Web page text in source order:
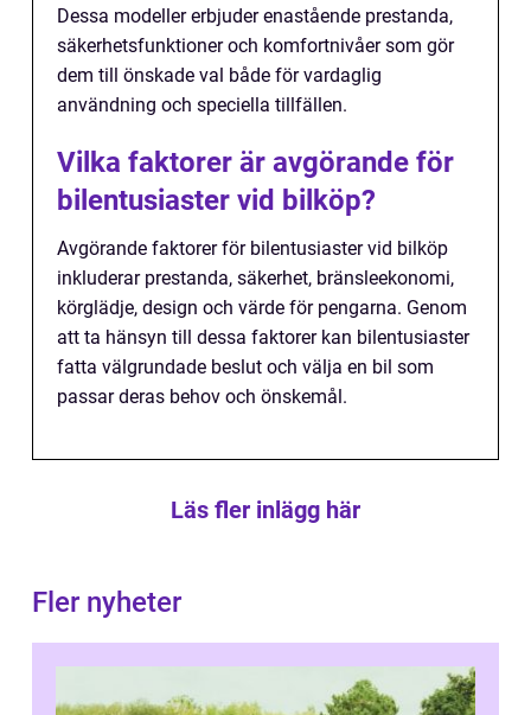
Dessa modeller erbjuder enastående prestanda,
säkerhetsfunktioner och komfortnivåer som gör
dem till önskade val både för vardaglig
användning och speciella tillfällen.
Vilka faktorer är avgörande för
bilentusiaster vid bilköp?
Avgörande faktorer för bilentusiaster vid bilköp
inkluderar prestanda, säkerhet, bränsleekonomi,
körglädje, design och värde för pengarna. Genom
att ta hänsyn till dessa faktorer kan bilentusiaster
fatta välgrundade beslut och välja en bil som
passar deras behov och önskemål.
Läs fler inlägg här
Fler nyheter